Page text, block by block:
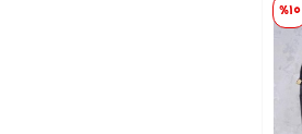
%10